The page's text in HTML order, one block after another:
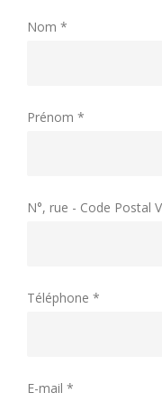
Nom *
Prénom *
N°, rue - Code Postal
Téléphone *
E-mail *